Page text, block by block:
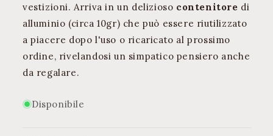
vestizioni. Arriva in un delizioso contenitore di
alluminio (circa 10gr) che può essere riutilizzato
a piacere dopo l'uso o ricaricato al prossimo
ordine, rivelandosi un simpatico pensiero anche
da regalare.
Disponibile